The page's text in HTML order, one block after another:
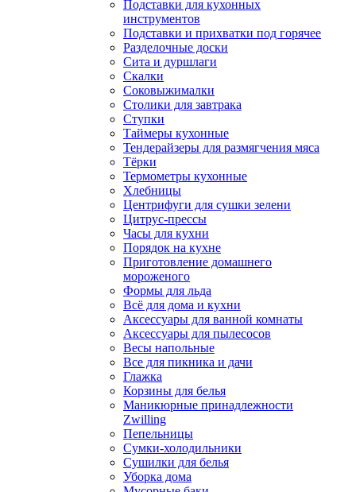
Подставки для кухонных
инструментов
Подставки и прихватки под горячее
Разделочные доски
Сита и дуршлаги
Скалки
Соковыжималки
Столики для завтрака
Ступки
Таймеры кухонные
Тендерайзеры для размягчения мяса
Тёрки
Термометры кухонные
Хлебницы
Центрифуги для сушки зелени
Цитрус-прессы
Часы для кухни
Порядок на кухне
Приготовление домашнего
мороженого
Формы для льда
Всё для дома и кухни
Аксессуары для ванной комнаты
Аксессуары для пылесосов
Весы напольные
Все для пикника и дачи
Глажка
Корзины для белья
Маникюрные принадлежности
Zwilling
Пепельницы
Сумки-холодильники
Сушилки для белья
Уборка дома